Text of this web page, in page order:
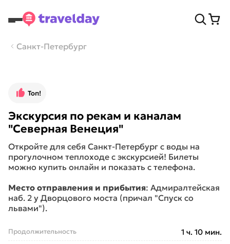
Санкт-Петербург
Топ!
Экскурсия по рекам и каналам
"Северная Венеция"
Откройте для себя Санкт-Петербург с воды на
прогулочном теплоходе с экскурсией! Билеты
можно купить онлайн и показать с телефона.
Место отправления и прибытия: Адмиралтейская
наб. 2 у Дворцового моста (причал "Спуск со
львами").
Продолжительность 1 ч. 10 мин.